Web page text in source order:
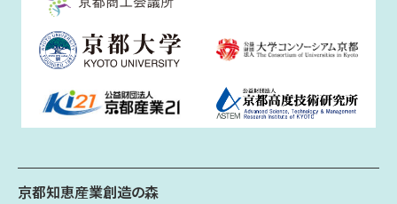
京都知恵産業創造の森